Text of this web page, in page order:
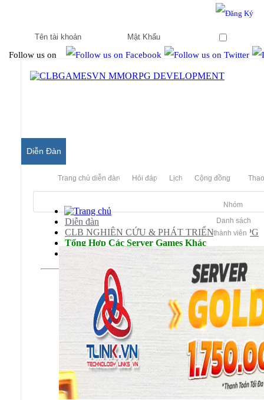
Follow us on
Diễn Đàn
Trang chủ diễn đàn Hỏi đáp Lịch Cộng đồng
Nhóm
Danh sách
thành viên
Diễn đàn
CLB NGHIÊN CỨU & PHÁT TRIỂN MMORPG
Tổng Hợp Các Server Games Khác
World Of Kungfu